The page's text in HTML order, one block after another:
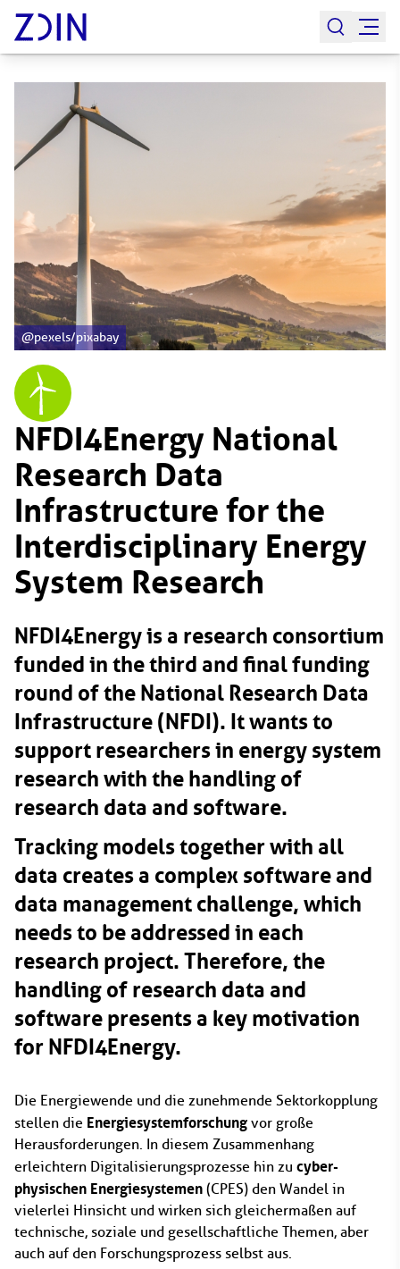
@pexels/pixabay
NFDI4Energy National
Research Data
Infrastructure for the
Interdisciplinary Energy
System Research
NFDI4Energy is a research consortium
funded in the third and final funding
round of the National Research Data
Infrastructure (NFDI). It wants to
support researchers in energy system
research with the handling of
research data and software.
Tracking models together with all
data creates a complex software and
data management challenge, which
needs to be addressed in each
research project. Therefore, the
handling of research data and
software presents a key motivation
for NFDI4Energy.
Die Energiewende und die zunehmende Sektorkopplung
stellen die Energiesystemforschung vor große
Herausforderungen. In diesem Zusammenhang
erleichtern Digitalisierungsprozesse hin zu cyber-
physischen Energiesystemen (CPES) den Wandel in
vielerlei Hinsicht und wirken sich gleichermaßen auf
technische, soziale und gesellschaftliche Themen, aber
auch auf den Forschungsprozess selbst aus.